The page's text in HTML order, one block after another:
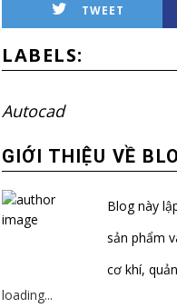
TWEET
LABELS:
Autocad
GIỚI THIỆU VỀ
Blog này
sản phẩm
cơ khí,
loading...